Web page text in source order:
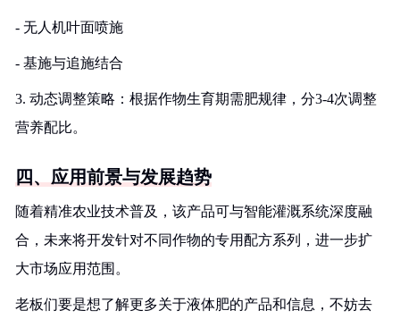
- 无人机叶面喷施
- 基施与追施结合
3. 动态调整策略：根据作物生育期需肥规律，分3-4次调整
营养配比。
四、应用前景与发展趋势
随着精准农业技术普及，该产品可与智能灌溉系统深度融
合，未来将开发针对不同作物的专用配方系列，进一步扩
大市场应用范围。
老板们要是想了解更多关于液体肥的产品和信息，不妨去